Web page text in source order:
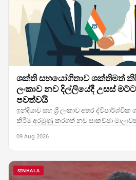
ශක්ති සහයෝගිතාව ශක්තිමත්
ලංකාව නව දිල්ලියේදී උසස්
පවත්වයි
ඉන්දියාව සහ ශ්‍රී ලංකාව අතර
කිරීම අරමුණු කරගත් නව සාකච්ඡා
09 Aug 2026
SINHALA